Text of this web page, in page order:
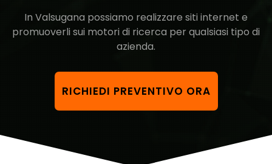
In Valsugana possiamo realizzare siti internet e
promuoverli sui motori di ricerca per qualsiasi tipo di
azienda.
RICHIEDI PREVENTIVO ORA